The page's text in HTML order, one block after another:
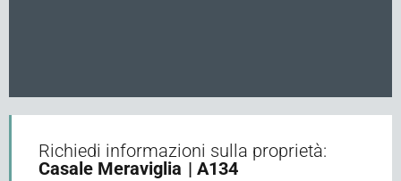
Richiedi informazioni sulla proprietà:
Casale Meraviglia | A134